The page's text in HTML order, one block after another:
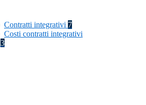
Contratti integrativi 7
Costi contratti integrativi
3